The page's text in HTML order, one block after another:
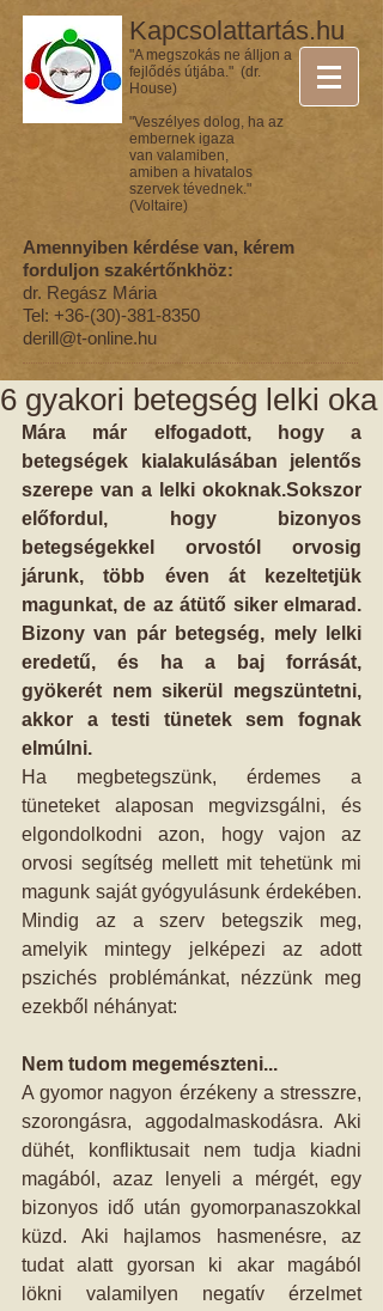
Kapcsolattartás.hu
"A megszokás ne álljon a
fejlődés útjába." (dr.
House)
"Veszélyes dolog, ha az
embernek igaza
van valamiben,
amiben a hivatalos
szervek tévednek."
(Voltaire)
Amennyiben kérdése van, kérem
forduljon szakértőnkhöz:
dr. Regász Mária
Tel: +36-(30)-381-8350
derill@t-online.hu
6 gyakori betegség lelki oka
Mára már elfogadott, hogy a
betegségek kialakulásában jelentős
szerepe van a lelki okoknak.Sokszor
előfordul, hogy bizonyos
betegségekkel orvostól orvosig
járunk, több éven át kezeltetjük
magunkat, de az átütő siker elmarad.
Bizony van pár betegség, mely lelki
eredetű, és ha a baj forrását,
gyökerét nem sikerül megszüntetni,
akkor a testi tünetek sem fognak
elmúlni.
Ha megbetegszünk, érdemes a
tüneteket alaposan megvizsgálni, és
elgondolkodni azon, hogy vajon az
orvosi segítség mellett mit tehetünk mi
magunk saját gyógyulásunk érdekében.
Mindig az a szerv betegszik meg,
amelyik mintegy jelképezi az adott
pszichés problémánkat, nézzünk meg
ezekből néhányat:
Nem tudom megemészteni...
A gyomor nagyon érzékeny a stresszre,
szorongásra, aggodalmaskodásra. Aki
dühét, konfliktusait nem tudja kiadni
magából, azaz lenyeli a mérgét, egy
bizonyos idő után gyomorpanaszokkal
küzd. Aki hajlamos hasmenésre, az
tudat alatt gyorsan ki akar magából
lökni valamilyen negatív érzelmet